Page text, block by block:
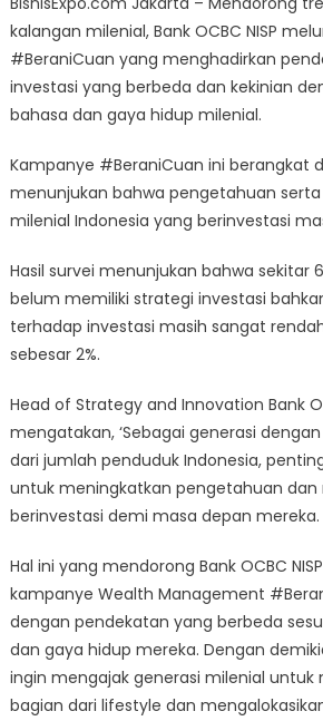
kalangan milenial, Bank OCBC NISP
#BeraniCuan yang menghadirkan
investasi yang berbeda dan kekinian
bahasa dan gaya hidup milenial.
Kampanye #BeraniCuan ini berangkat
menunjukan bahwa pengetahuan
milenial Indonesia yang berinvestasi
Hasil survei menunjukan bahwa sekitar
belum memiliki strategi investasi
terhadap investasi masih sangat
sebesar 2%.
Head of Strategy and Innovation Bank
mengatakan, ‘Sebagai generasi
dari jumlah penduduk Indonesia,
untuk meningkatkan pengetahuan dan
berinvestasi demi masa depan mereka.
Hal ini yang mendorong Bank OCBC
kampanye Wealth Management
dengan pendekatan yang berbeda
dan gaya hidup mereka. Dengan
ingin mengajak generasi milenial untuk
bagian dari lifestyle dan